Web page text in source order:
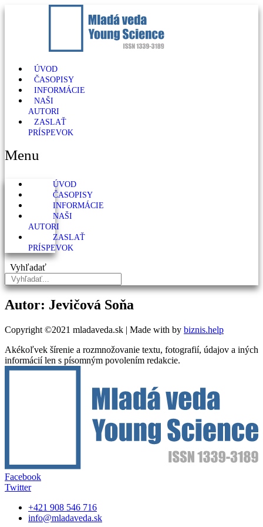
ÚVOD
ČASOPISY
INFORMÁCIE
NAŠI
AUTORI
ZASLAŤ
PRÍSPEVOK
Menu
ÚVOD
ČASOPISY
INFORMÁCIE
NAŠI
AUTORI
ZASLAŤ
PRÍSPEVOK
Vyhľadať
Autor: Jevičová Soňa
Copyright ©2021 mladaveda.sk | Made with by biznis.help
Akékoľvek šírenie a rozmnožovanie textu, fotografií, údajov a iných
informácií len s písomným povolením redakcie.
Facebook
Twitter
+421 908 546 716
info@mladaveda.sk